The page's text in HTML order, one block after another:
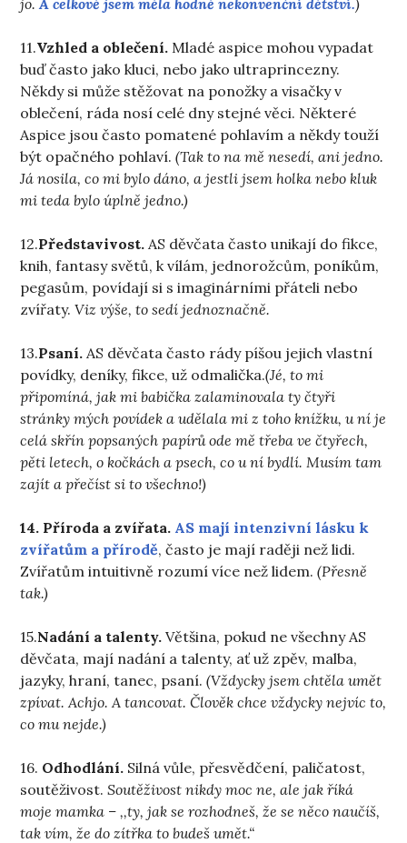
11.Vzhled a oblečení. Mladé aspice mohou vypadat
buď často jako kluci, nebo jako ultraprincezny.
Někdy si může stěžovat na ponožky a visačky v
oblečení, ráda nosí celé dny stejné věci. Některé
Aspice jsou často pomatené pohlavím a někdy touží
být opačného pohlaví.(Tak to na mě nesedí, ani jedno.
Já nosila, co mi bylo dáno, a jestli jsem holka nebo kluk
mi teda bylo úplně jedno.)
12.Představivost. AS děvčata často unikají do fikce,
knih, fantasy světů, k vílám, jednorožcům, poníkům,
pegasům, povídají si s imaginárními přáteli nebo
zvířaty. Viz výše, to sedí jednoznačně.
13.Psaní. AS děvčata často rády píšou jejich vlastní
povídky, deníky, fikce, už odmalička.(Jé, to mi
připomíná, jak mi babička zalaminovala ty čtyři
stránky mých povídek a udělala mi z toho knížku, u ní je
celá skřín popsaných papírů ode mě třeba ve čtyřech,
pěti letech, o kočkách a psech, co u ní bydlí. Musím tam
zajít a přečíst si to všechno!)
14. Příroda a zvířata. AS mají intenzivní lásku k
zvířatům a přírodě, často je mají raději než lidi.
Zvířatům intuitivně rozumí více než lidem.(Přesně
tak.)
15.Nadání a talenty.Většina, pokud ne všechny AS
děvčata, mají nadání a talenty, ať už zpěv, malba,
jazyky, hraní, tanec, psaní.(Vždycky jsem chtěla umět
zpívat. Achjo. A tancovat. Člověk chce vždycky nejvíc to,
co mu nejde.)
16. Odhodlání. Silná vůle, přesvědčení, paličatost,
soutěživost.Soutěživost nikdy moc ne, ale jak říká
moje mamka – ,,ty, jak se rozhodneš, že se něco naučíš,
tak vím, že do zítřka to budeš umět.“